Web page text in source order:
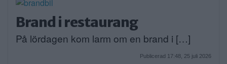
Brand i restaurang
På lördagen kom larm om en brand i […]
Publicerad 17:48, 25 juli 2026